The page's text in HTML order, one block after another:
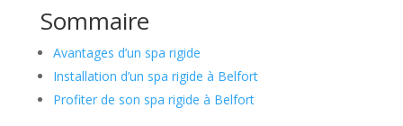
Sommaire
Avantages d’un spa rigide
Installation d’un spa rigide à Belfort
Profiter de son spa rigide à Belfort